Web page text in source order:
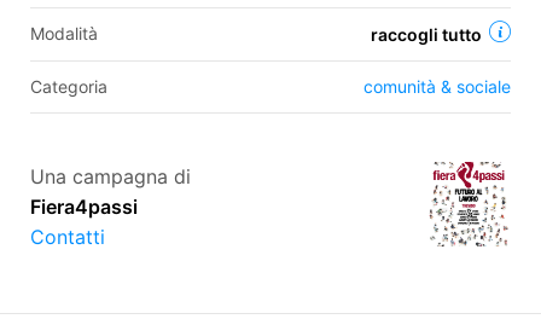
Modalità raccogli tutto
Categoria comunità & sociale
Una campagna di
Fiera4passi
Contatti